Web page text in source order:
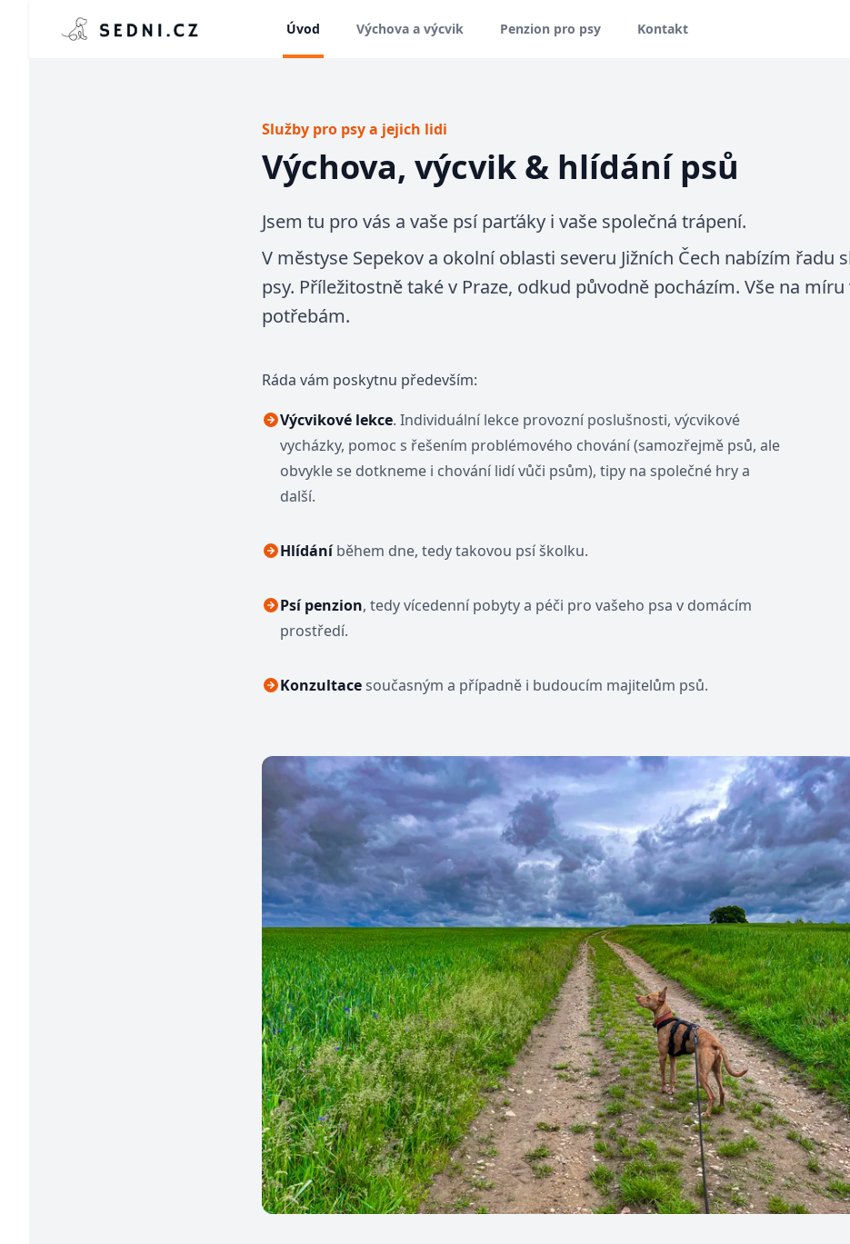
Úvod Výchova a výcvik Penzion pro psy Kontakt
Služby pro psy a jejich lidi
Výchova, výcvik & hlídání psů
Jsem tu pro vás a vaše psí parťáky i vaše společná trápení.
V městyse Sepekov a okolní oblasti severu Jižních Čech nabízím řadu
psy. Příležitostně také v Praze, odkud původně pocházím. Vše na míru
potřebám.
Ráda vám poskytnu především:
Výcvikové lekce. Individuální lekce provozní poslušnosti, výcvikové
vycházky, pomoc s řešením problémového chování (samozřejmě psů, ale
obvykle se dotkneme i chování lidí vůči psům), tipy na společné hry a
další.
Hlídáníběhem dne, tedy takovou psí školku.
Psí penzion, tedy vícedenní pobyty a péči pro vašeho psa v domácím
prostředí.
Konzultacesoučasným a případně i budoucím majitelům psů.